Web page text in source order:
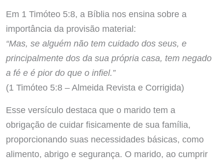
Em 1 Timóteo 5:8, a Bíblia nos ensina sobre a
importância da provisão material:
“Mas, se alguém não tem cuidado dos seus, e
principalmente dos da sua própria casa, tem negado
a fé e é pior do que o infiel.”
(1 Timóteo 5:8 – Almeida Revista e Corrigida)
Esse versículo destaca que o marido tem a
obrigação de cuidar fisicamente de sua família,
proporcionando suas necessidades básicas, como
alimento, abrigo e segurança. O marido, ao cumprir